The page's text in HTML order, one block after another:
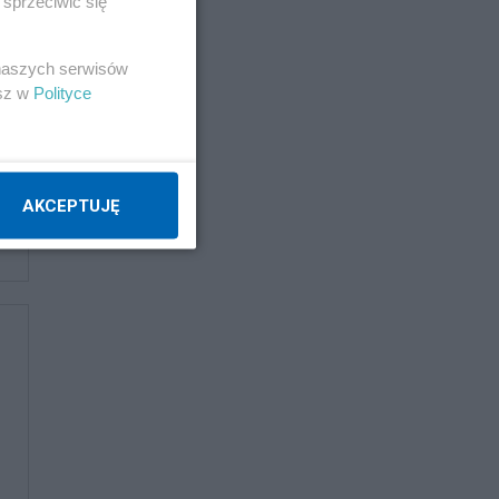
serwisów
w Polityce
AKCEPTUJĘ